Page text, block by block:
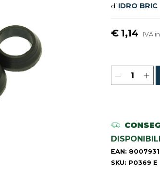
di IDRO BRIC
€ 1,14 IVA
EAN:
SKU: P0369 E